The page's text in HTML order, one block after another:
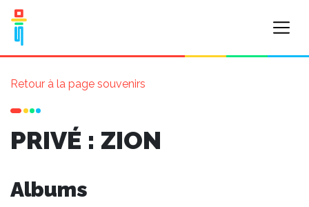
Retour à la page souvenirs
PRIVÉ : ZION
Albums